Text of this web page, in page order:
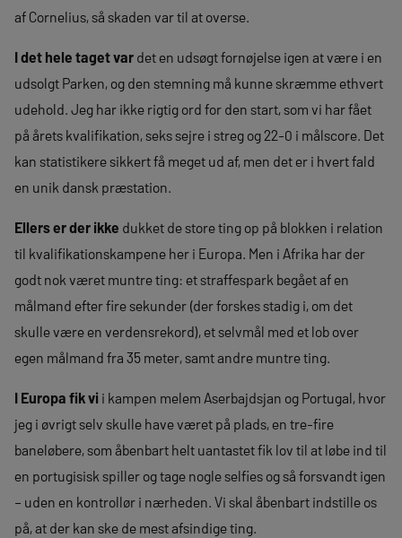
af Cornelius, så skaden var til at overse.
I det hele taget var det en udsøgt fornøjelse igen at være i en
udsolgt Parken, og den stemning må kunne skræmme ethvert
udehold. Jeg har ikke rigtig ord for den start, som vi har fået
på årets kvalifikation, seks sejre i streg og 22-0 i målscore. Det
kan statistikere sikkert få meget ud af, men det er i hvert fald
en unik dansk præstation.
Ellers er der ikke dukket de store ting op på blokken i relation
til kvalifikationskampene her i Europa. Men i Afrika har der
godt nok været muntre ting: et straffespark begået af en
målmand efter fire sekunder (der forskes stadig i, om det
skulle være en verdensrekord), et selvmål med et lob over
egen målmand fra 35 meter, samt andre muntre ting.
I Europa fik vi i kampen melem Aserbajdsjan og Portugal, hvor
jeg i øvrigt selv skulle have været på plads, en tre-fire
baneløbere, som åbenbart helt uantastet fik lov til at løbe ind til
en portugisisk spiller og tage nogle selfies og så forsvandt igen
– uden en kontrollør i nærheden. Vi skal åbenbart indstille os
på, at der kan ske de mest afsindige ting.